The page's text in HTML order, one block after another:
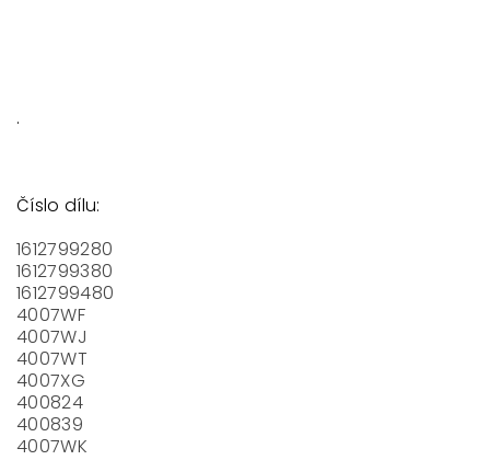
.
Číslo dílu:
1612799280
1612799380
1612799480
4007WF
4007WJ
4007WT
4007XG
400824
400839
4007WK